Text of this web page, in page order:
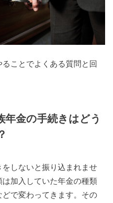
ことでよくある質問と回
年金の手続きはどう
しないと振り込まれませ
加入していた年金の種類
で変わってきます。その